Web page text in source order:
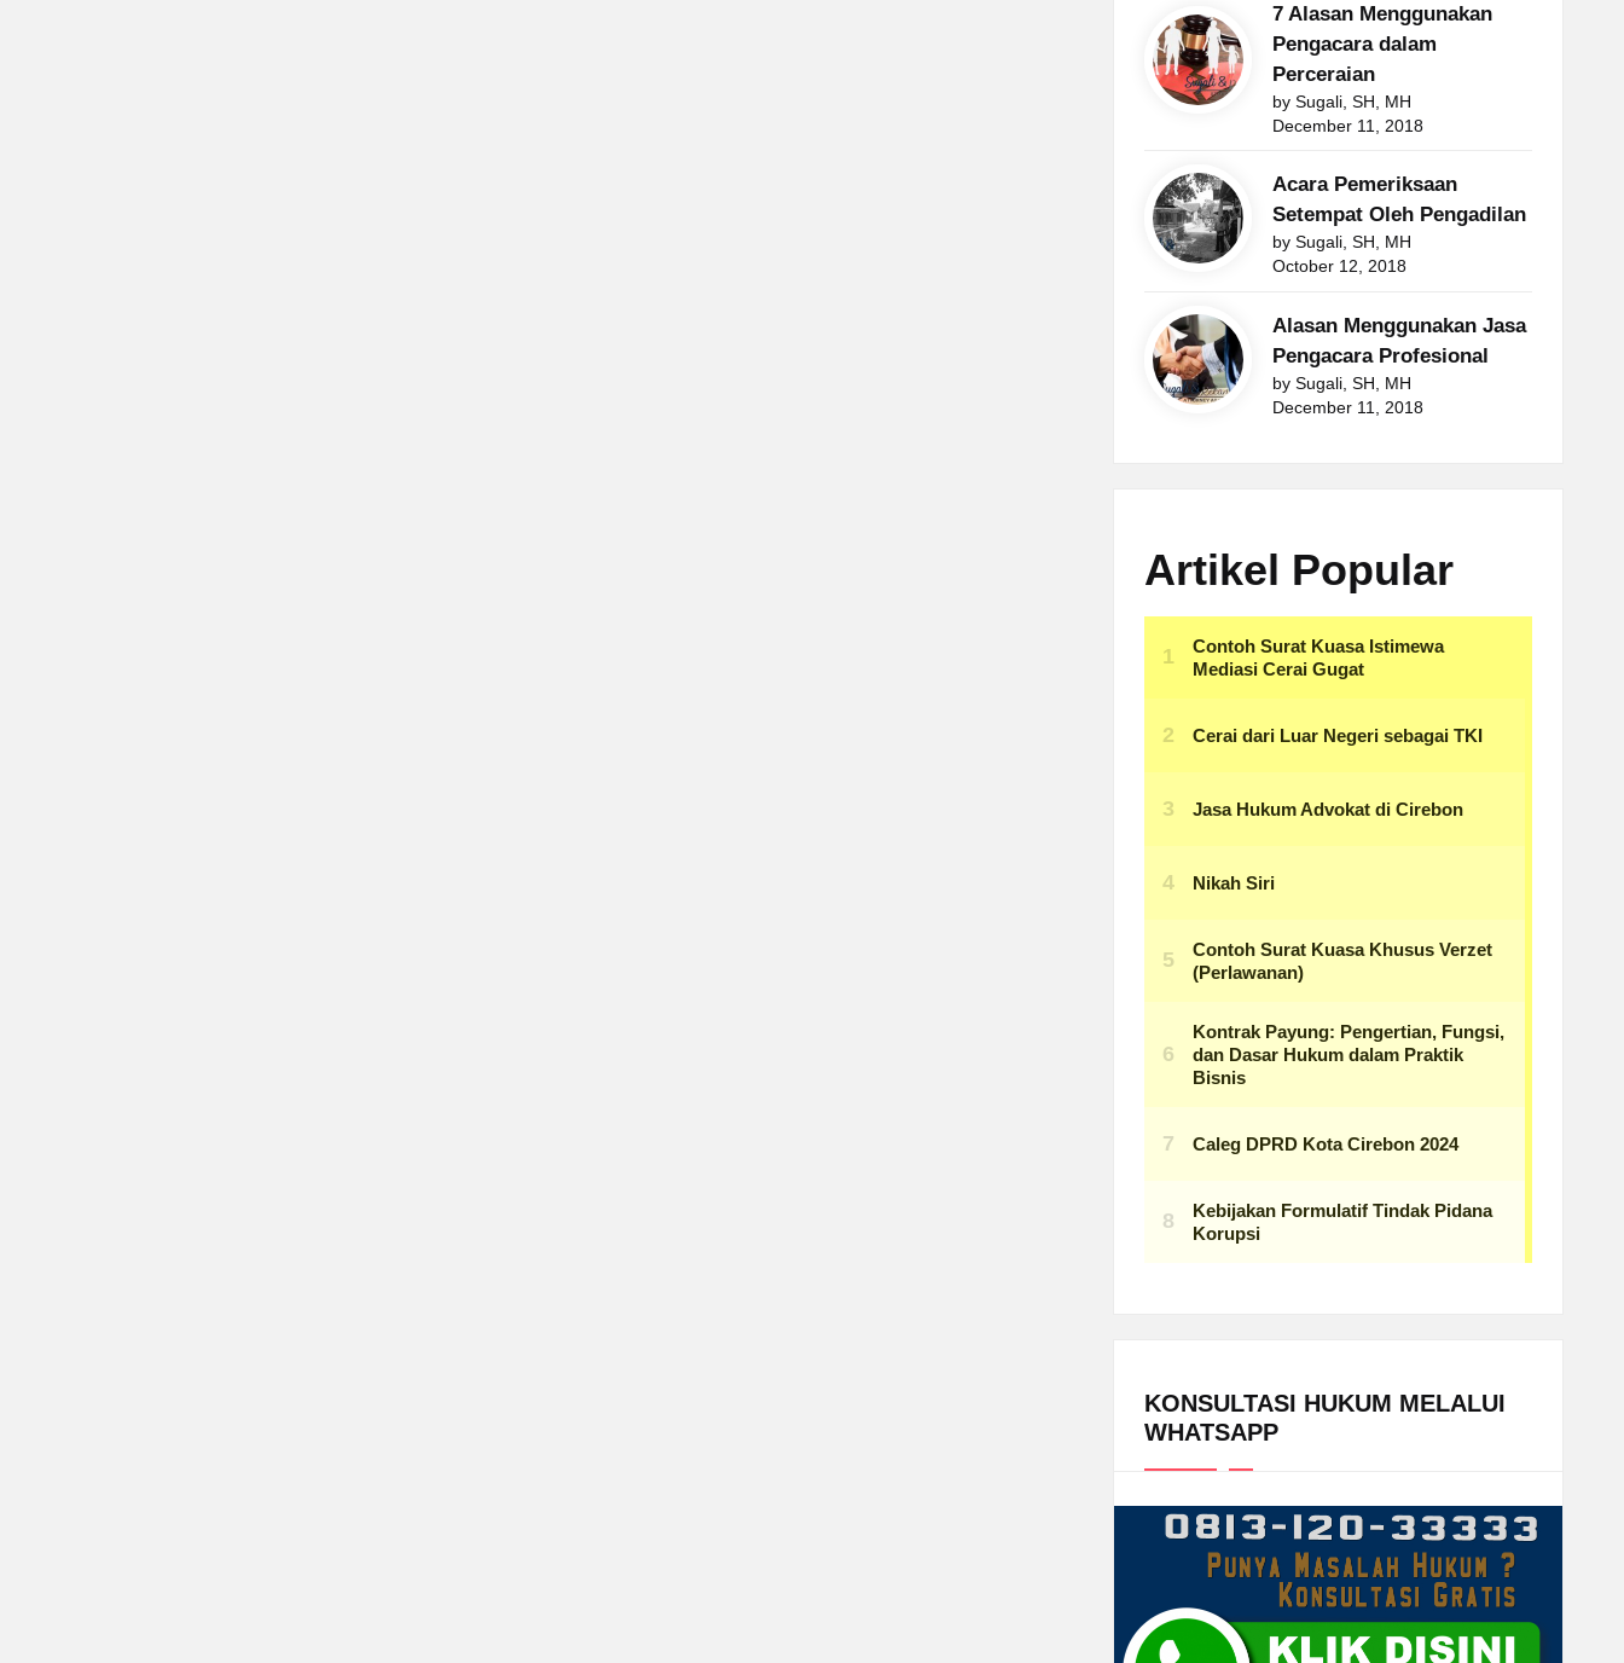
7 Alasan Menggunakan
Pengacara dalam
Perceraian
by Sugali, SH, MH
December 11, 2018
Acara Pemeriksaan
Setempat Oleh Pengadilan
by Sugali, SH, MH
October 12, 2018
Alasan Menggunakan Jasa
Pengacara Profesional
by Sugali, SH, MH
December 11, 2018
Artikel Popular
KONSULTASI HUKUM MELALUI
WHATSAPP